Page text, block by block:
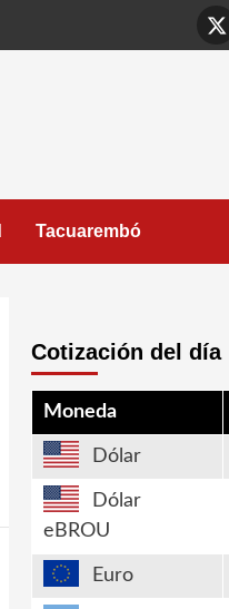
X
Tacuarembó
Cotización del día
Moneda
Dólar
Dólar
eBROU
Euro